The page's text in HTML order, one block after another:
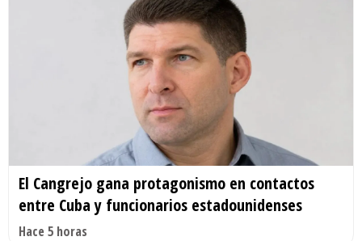
El Cangrejo gana protagonismo en contactos
entre Cuba y funcionarios estadounidenses
Hace 5 horas